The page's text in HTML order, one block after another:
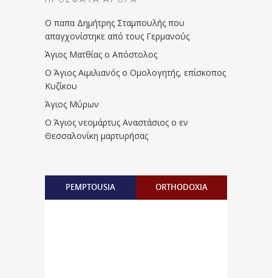
Ο παπα Δημήτρης Σταμπουλής που
απαγχονίστηκε από τους Γερμανούς
Άγιος Ματθίας ο Απόστολος
Ο Άγιος Αιμιλιανός ο Ομολογητής, επίσκοπος
Κυζίκου
Άγιος Μύρων
Ο Άγιος νεομάρτυς Αναστάσιος ο εν
Θεσσαλονίκη μαρτυρήσας
PEMPTOUSIA ORTHODOXIA